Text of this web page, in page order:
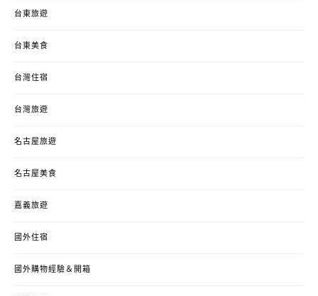
台東旅遊
台東美食
台灣住宿
台灣旅遊
名古屋旅遊
名古屋美食
嘉義旅遊
國外住宿
國外購物經驗＆開箱